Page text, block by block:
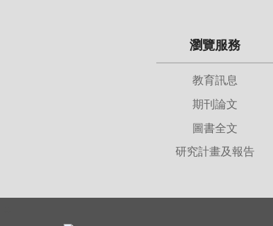
瀏覽服務
教育訊息
期刊論文
圖書全文
研究計畫及報告